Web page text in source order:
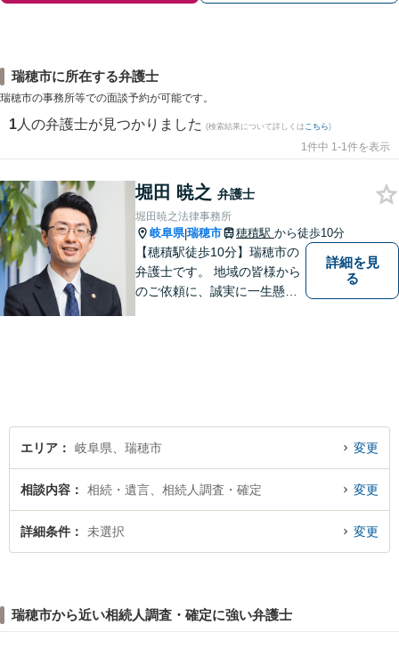
瑞穂市に所在する弁護士
瑞穂市の事務所等での面談予約が可能です。
1 人の弁護士が見つかりました (検索結果について詳しくは こちら)
1件中 1-1件を表示
堀田 暁之 弁護士
堀田暁之法律事務所
岐阜県|瑞穂市 穂積駅 から徒歩10分
【穂積駅徒歩10分】瑞穂市の
弁護士です。 地域の皆様から
のご依頼に、誠実に一生懸命
詳細を見
る
エリア 岐阜県、瑞穂市 変更
相談内容 相続・遺言、相続人調査・確定 変更
詳細条件 未選択 変更
瑞穂市から近い相続人調査・確定に強い弁護士